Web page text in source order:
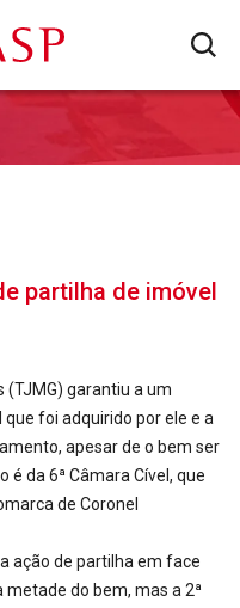
partilha de imóvel
(TJMG) garantiu a um
foi adquirido por ele e a
apesar de o bem ser
é da 6ª Câmara Cível, que
de Coronel
ação de partilha em face
do bem, mas a 2ª